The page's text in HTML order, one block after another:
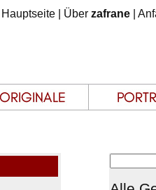
Hauptseite Über zafrane